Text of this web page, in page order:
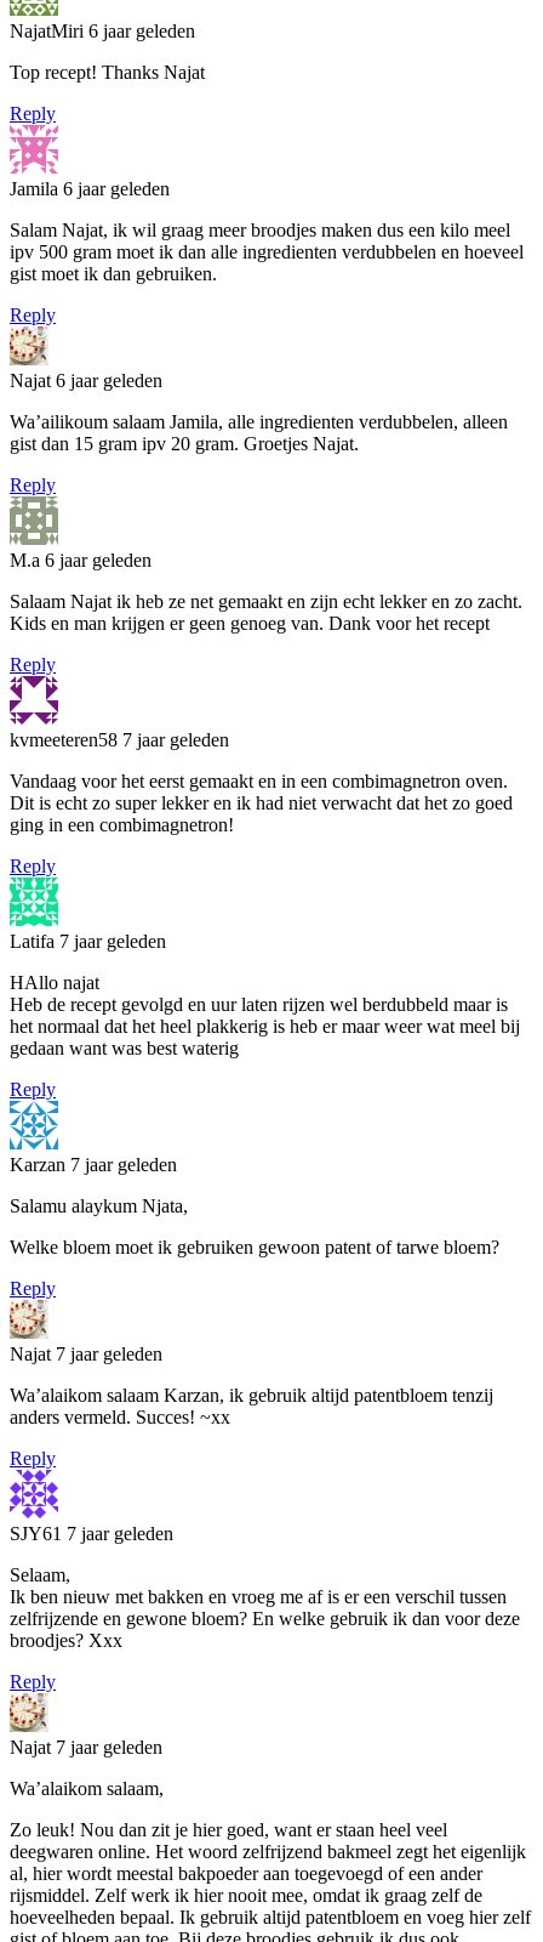
NajatMiri 6 jaar geleden
Top recept! Thanks Najat
Reply
Jamila 6 jaar geleden
Salam Najat, ik wil graag meer broodjes maken dus een kilo meel
ipv 500 gram moet ik dan alle ingredienten verdubbelen en hoeveel
gist moet ik dan gebruiken.
Reply
Najat 6 jaar geleden
Wa’ailikoum salaam Jamila, alle ingredienten verdubbelen, alleen
gist dan 15 gram ipv 20 gram. Groetjes Najat.
Reply
M.a 6 jaar geleden
Salaam Najat ik heb ze net gemaakt en zijn echt lekker en zo zacht.
Kids en man krijgen er geen genoeg van. Dank voor het recept
Reply
kvmeeteren58 7 jaar geleden
Vandaag voor het eerst gemaakt en in een combimagnetron oven.
Dit is echt zo super lekker en ik had niet verwacht dat het zo goed
ging in een combimagnetron!
Reply
Latifa 7 jaar geleden
HAllo najat
Heb de recept gevolgd en uur laten rijzen wel berdubbeld maar is
het normaal dat het heel plakkerig is heb er maar weer wat meel bij
gedaan want was best waterig
Reply
Karzan 7 jaar geleden
Salamu alaykum Njata,
Welke bloem moet ik gebruiken gewoon patent of tarwe bloem?
Reply
Najat 7 jaar geleden
Wa’alaikom salaam Karzan, ik gebruik altijd patentbloem tenzij
anders vermeld. Succes! ~xx
Reply
SJY61 7 jaar geleden
Selaam,
Ik ben nieuw met bakken en vroeg me af is er een verschil tussen
zelfrijzende en gewone bloem? En welke gebruik ik dan voor deze
broodjes? Xxx
Reply
Najat 7 jaar geleden
Wa’alaikom salaam,
Zo leuk! Nou dan zit je hier goed, want er staan heel veel
deegwaren online. Het woord zelfrijzend bakmeel zegt het eigenlijk
al, hier wordt meestal bakpoeder aan toegevoegd of een ander
rijsmiddel. Zelf werk ik hier nooit mee, omdat ik graag zelf de
hoeveelheden bepaal. Ik gebruik altijd patentbloem en voeg hier zelf